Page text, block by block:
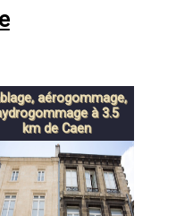
aérogommage,
à 3.5
km de Caen